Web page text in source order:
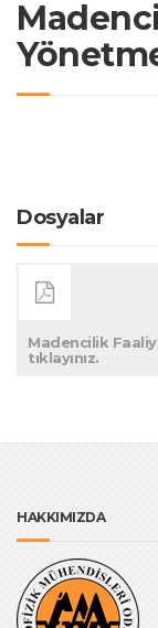
Dosyalar
Madencilik
tıklayınız.
HAKKIMIZDA